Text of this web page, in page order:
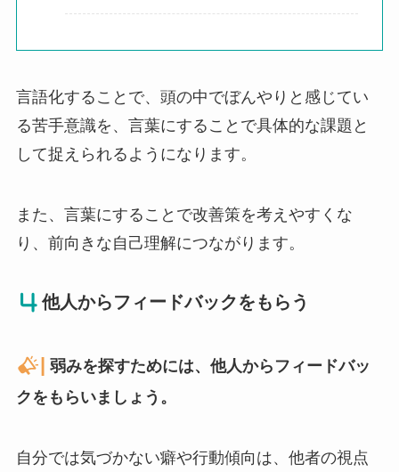
言語化することで、頭の中でぼんやりと感じてい
る苦手意識を、言葉にすることで具体的な課題と
して捉えられるようになります。
また、言葉にすることで改善策を考えやすくな
り、前向きな自己理解につながります。
他人からフィードバックをもらう
| 弱みを探すためには、他人からフィードバッ
クをもらいましょう。
自分では気づかない癖や行動傾向は、他者の視点